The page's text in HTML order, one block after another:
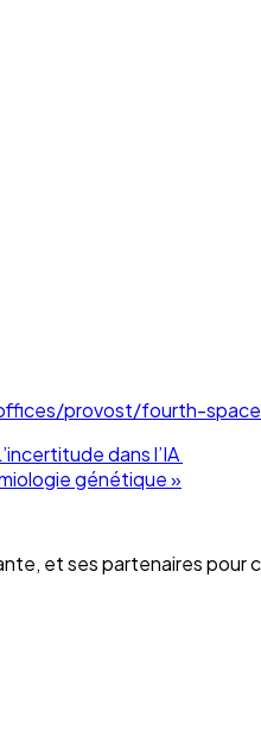
provost/fourth-
dans l’IA
génétique»
et ses partenaires pour